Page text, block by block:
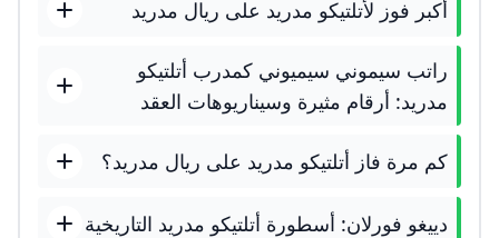
أكبر فوز لأتلتيكو مدريد على ريال مدريد
راتب سيموني سيميوني كمدرب أتلتيكو
مدريد: أرقام مثيرة وسيناريوهات العقد
كم مرة فاز أتلتيكو مدريد على ريال مدريد؟
دييغو فورلان: أسطورة أتلتيكو مدريد التاريخية